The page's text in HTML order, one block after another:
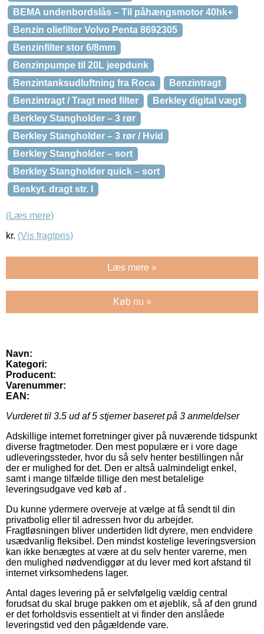
BEMA undenbordslås – Til påhængsmotor 40hk+
Benzin oliefilter Volvo Penta 8692305
Benzinfilter stor 6/8mm
Benzinpumpe til 20L jeepdunk
Benzintanksudluftning fra Roca
Benzintragt
Benzintragt / Tragt med filter
Berkley digital vægt
Berkley Stangholder – 3 rør
Berkley Stangholder – 3 rør / Hvid
Berkley Stangholder – sort
Berkley Stangholder quick – sort
Beskyt. dragt str. l
(Læs mere)
kr. (Vis fragtpris)
Læs mere »
Køb nu »
Navn:
Kategori:
Producent:
Varenummer:
EAN:
Vurderet til 3.5 ud af 5 stjerner baseret på 3 anmeldelser
Adskillige internet forretninger giver på nuværende tidspunkt
diverse fragtmetoder. Den mest populære er i vore dage
udleveringssteder, hvor du så selv henter bestillingen når
der er mulighed for det. Den er altså ualmindeligt enkel,
samt i mange tilfælde tillige den mest betalelige
leveringsudgave ved køb af .
Du kunne ydermere overveje at vælge at få sendt til din
privatbolig eller til adressen hvor du arbejder.
Fragtløsningen bliver undertiden lidt dyrere, men endvidere
usædvanlig fleksibel. Den mindst kostelige leveringsversion
kan ikke benægtes at være at du selv henter varerne, men
den mulighed nødvendiggør at du lever med kort afstand til
internet virksomhedens lager.
Antal dages levering på er selvfølgelig vældig central
forudsat du skal bruge pakken om et øjeblik, så af den grund
er det forholdsvis essentielt at vi finder den anslåede
leveringstid ved den pågældende vare.